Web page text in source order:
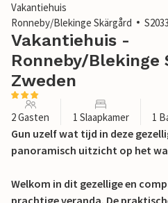
Vakantiehuis
Ronneby/Blekinge Skärgård
Vakantiehuis -
Ronneby/Blekinge
Zweden
2 Gasten 1 Slaapkamer 1
Gun uzelf wat tijd in deze
panoramisch uitzicht op het
Welkom in dit gezellige en